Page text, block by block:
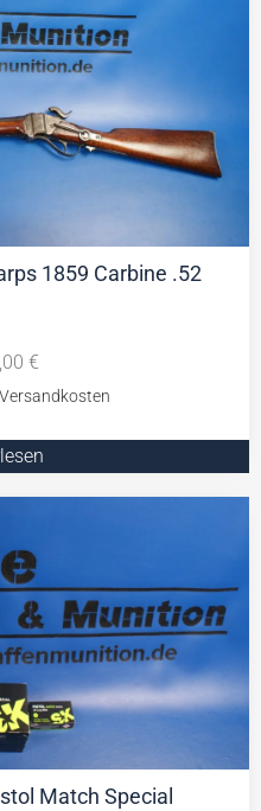
1859 Carbine .52
€
Match Special